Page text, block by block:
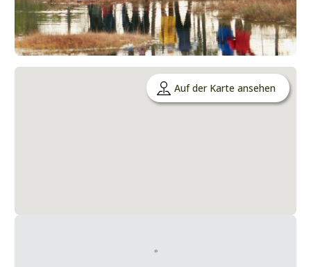
Auf der Karte ansehen